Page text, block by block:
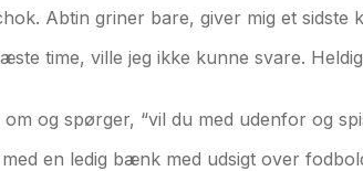
Abtin griner bare, giver mig et sidste
time, ville jeg ikke kunne svare.
og spørger, “vil du med udenfor og
en ledig bænk med udsigt over